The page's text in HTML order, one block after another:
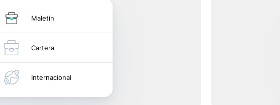
Maletín
Cartera
Internacional